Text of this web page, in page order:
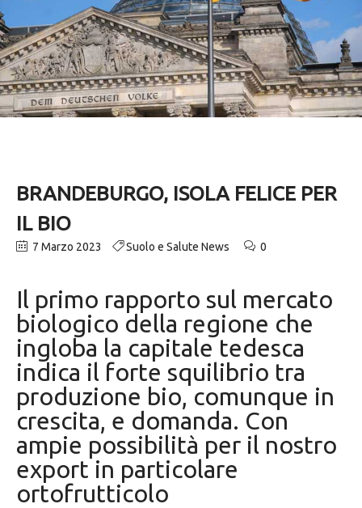
BRANDEBURGO, ISOLA FELICE PER
IL BIO
7 Marzo 2023 Suolo e Salute News 0
Il primo rapporto sul mercato
biologico della regione che
ingloba la capitale tedesca
indica il forte squilibrio tra
produzione bio, comunque in
crescita, e domanda. Con
ampie possibilità per il nostro
export in particolare
ortofrutticolo